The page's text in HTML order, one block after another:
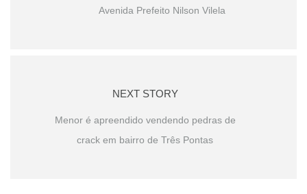
Avenida Prefeito Nilson Vilela
NEXT STORY
Menor é apreendido vendendo pedras de
crack em bairro de Três Pontas